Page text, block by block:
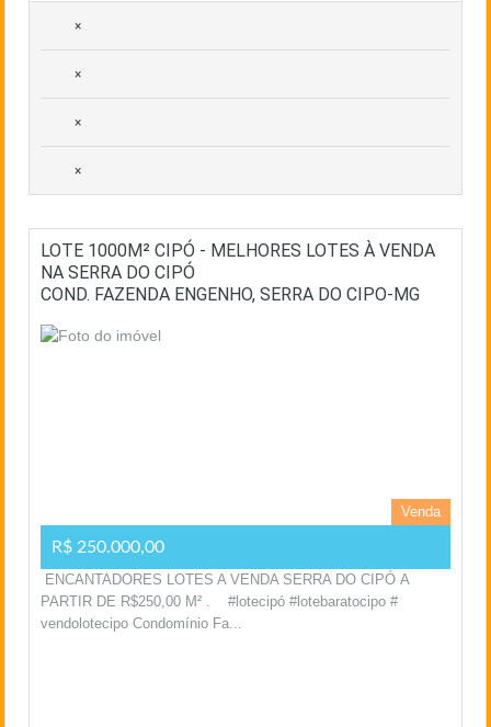
×
×
×
×
LOTE 1000M² CIPÓ - MELHORES LOTES À VENDA
NA SERRA DO CIPÓ
COND. FAZENDA ENGENHO, SERRA DO CIPO-MG
Venda
R$ 250.000,00
ENCANTADORES LOTES A VENDA SERRA DO CIPÓ A
PARTIR DE R$250,00 M² . #lotecipó #lotebaratocipo #
vendolotecipo Condomínio Fa...